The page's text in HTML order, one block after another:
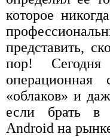
которое
представить,
пор!
операционная
«облаков» и
если брать в
Android на